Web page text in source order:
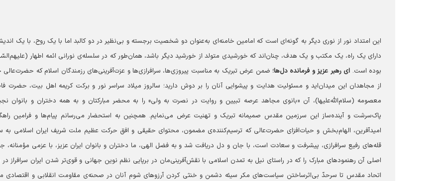
این امتداد نور از نوری دیگر به گونه‌ای است که امامین خامنه‌ای به‌عنوان دو شخصیت برجسته و بی‌نظیر در دو کالبد اما با یک روح، با یک
دارای یک راه، یک مکتب و یک هدف، چنان‌اند که خورشیدی متولد از خورشید دیگر باشد، همان‌طور که در سلسله‌ی نورانی ائمه اطهار
بوده است. ای رهبر عزیز و فرمانده دل‌ها؛ ضمن عرض تبریک به مناسبت پیروزی‌ها، سرافرازی‌ها و عزت‌آفرینی‌های رزمندگان اسلام که
از مجاهدان این میدان‌اید و مسئولیت هدایت و پیشوایی آنان را بر دوش دارید؛ سالروز میلاد سراسر نور و برکت کریمه اهل بیت، حضرت
معصومه (سلام‌الله‌علیها)، آن «بانوی مجاهد عرصه تبیین و روایت در نصرت به ولی» را به محضر مبارکتان و به همه دختران و بانوان
پاک‌سرشت و آینده‌ساز این سرزمین مقدس صمیمانه تبریک و تهنیت عرض می‌نمایم. همچنین به استحضار می‌رسانم پیام‌ها و فرامین
امیدآفرین، الهام‌بخش و حیات‌افزای حضرت‌عالی که ترسیم‌کننده‌ی مضمون، محتوای حقیقی و افق حرکت عظیم ملت شریف ایران اسلامی به
قله‌های رفیع سرافرازی، پیشرفت و سعادت است، با جان و دل دریافت شد و به فضل الهی، ما دختران و بانوان ایران عزیز، با عزمی مؤمنانه،
اصلی آن رهنمودهای مبارک را که در راستای نیل به تمدن اسلامی با نقش‌آفرینی‌مان در برپایی نظم نوین جهانی و قوی‌تر شدن ایران سرافراز در
اتحاد مقدس تا سرحدّ بی‌اثرساختن سیاست‌های مکر سیئه دشمن و خنثی کردن آرزوهای شوم آنان در صحنه‌ی مقاومت انقلابی و اقتصادی